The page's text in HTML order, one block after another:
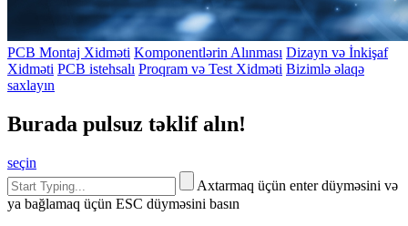
PCB Montaj Xidməti Komponentlərin Alınması Dizayn və İnkişaf
Xidməti PCB istehsalı Proqram və Test Xidməti Bizimlə əlaqə
saxlayın
Burada pulsuz təklif alın!
seçin
Axtarmaq üçün enter düyməsini və
ya bağlamaq üçün ESC düyməsini basın